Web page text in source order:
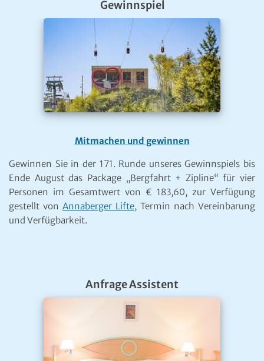
Gewinnspiel
Mitmachen und gewinnen
Gewinnen Sie in der 171. Runde unseres Gewinnspiels bis
Ende August das Package „Bergfahrt + Zipline“ für vier
Personen im Gesamtwert von € 183,60, zur Verfügung
gestellt von Annaberger Lifte, Termin nach Vereinbarung
und Verfügbarkeit.
Anfrage Assistent